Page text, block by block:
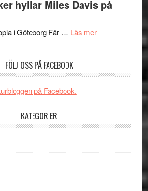
–
Man
av
hyllar Miles Davis på
i Göteborg Får … Läs merom
energi
åring
FÖLJ OSS PÅ FACEBOOK
på Facebook.
KATEGORIER